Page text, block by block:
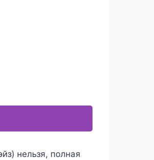
нельзя, полная